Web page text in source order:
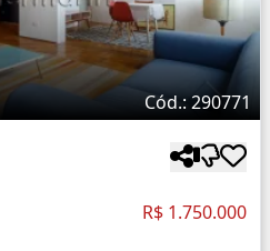
Cód.: 290771
R$ 1.750.000